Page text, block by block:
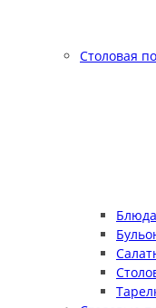
Столовая
Блюда